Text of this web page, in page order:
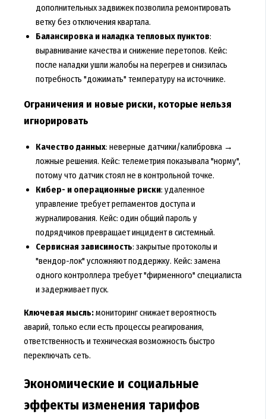
дополнительных задвижек позволила ремонтировать
ветку без отключения квартала.
Балансировка и наладка тепловых пунктов:
выравнивание качества и снижение перетопов. Кейс:
после наладки ушли жалобы на перегрев и снизилась
потребность "дожимать" температуру на источнике.
Ограничения и новые риски, которые нельзя
игнорировать
Качество данных: неверные датчики/калибровка →
ложные решения. Кейс: телеметрия показывала "норму",
потому что датчик стоял не в контрольной точке.
Кибер- и операционные риски: удаленное
управление требует регламентов доступа и
журналирования. Кейс: один общий пароль у
подрядчиков превращает инцидент в системный.
Сервисная зависимость: закрытые протоколы и
"вендор-лок" усложняют поддержку. Кейс: замена
одного контроллера требует "фирменного" специалиста
и задерживает пуск.
Ключевая мысль:мониторинг снижает вероятность
аварий, только если есть процессы реагирования,
ответственность и техническая возможность быстро
переключать сеть.
Экономические и социальные
эффекты изменения тарифов